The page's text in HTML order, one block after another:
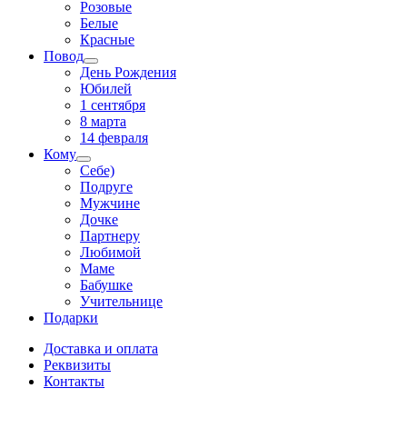
Розовые
Белые
Красные
Повод
День Рождения
Юбилей
1 сентября
8 марта
14 февраля
Кому
Себе)
Подруге
Мужчине
Дочке
Партнеру
Любимой
Маме
Бабушке
Учительнице
Подарки
Доставка и оплата
Реквизиты
Контакты